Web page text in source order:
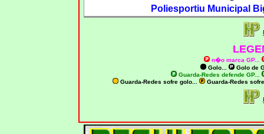
Poliesportiu Municipal
n�o marca GP...
Golo...
Golo de
Guarda-Redes defende GP...
Guarda-Redes sofre golo...
Guarda-Redes